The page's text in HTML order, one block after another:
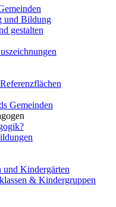
und Bildung
gestalten
Gemeinden
und Kindergärten
& Kindergruppen